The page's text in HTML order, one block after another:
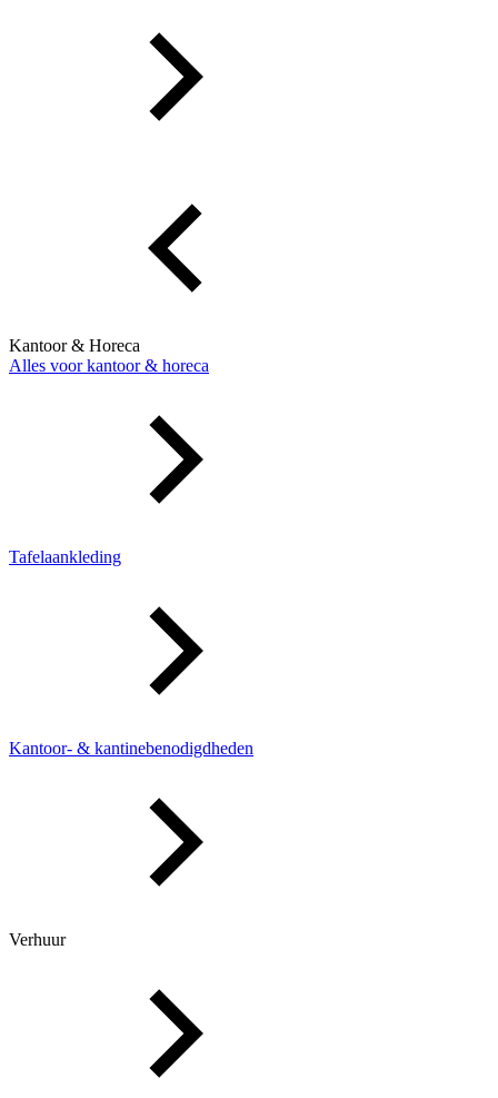
Kantoor & Horeca
Alles voor kantoor & horeca
Tafelaankleding
Kantoor- & kantinebenodigdheden
Verhuur